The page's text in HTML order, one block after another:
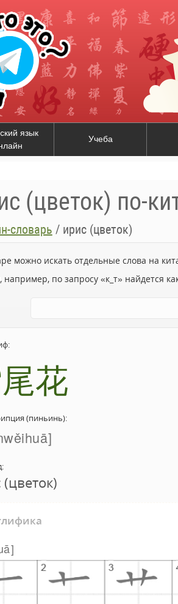
язык
Учеба
(цветок) по-
словарь / ирис (цветок)
можно искать отдельные слова на
например, по запросу «к_т» найдется
花
(пиньинь):
(цветок)